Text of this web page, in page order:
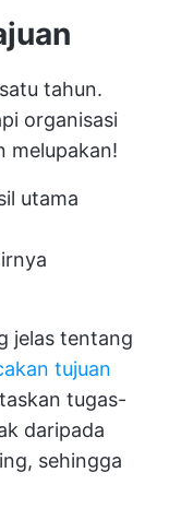
tahun.
organisasi
melupakan!
utama
jelas tentang
tujuan
tugas-
daripada
sehingga